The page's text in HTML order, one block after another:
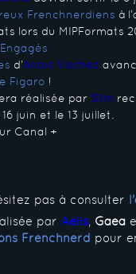
Frenchnerdiens à
lors du MIPFormats
d’Anaïs Vachez
Figaro !
réalisée par Slim
juin et le 13 juillet.
Canal +
pas à consulter
par Aelis Gaea
Frenchnerd pour